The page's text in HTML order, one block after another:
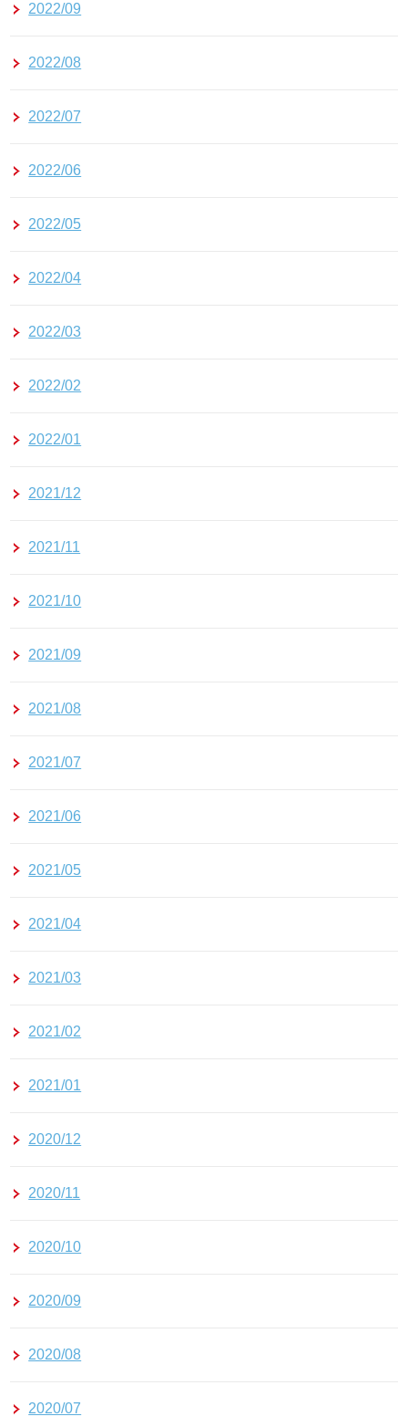
2022/09
2022/08
2022/07
2022/06
2022/05
2022/04
2022/03
2022/02
2022/01
2021/12
2021/11
2021/10
2021/09
2021/08
2021/07
2021/06
2021/05
2021/04
2021/03
2021/02
2021/01
2020/12
2020/11
2020/10
2020/09
2020/08
2020/07